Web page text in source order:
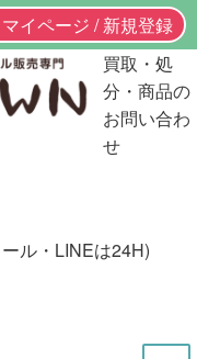
マイページ / 新規登録
買取・処
分・商品の
お問い合わ
せ
ル・LINEは24H)